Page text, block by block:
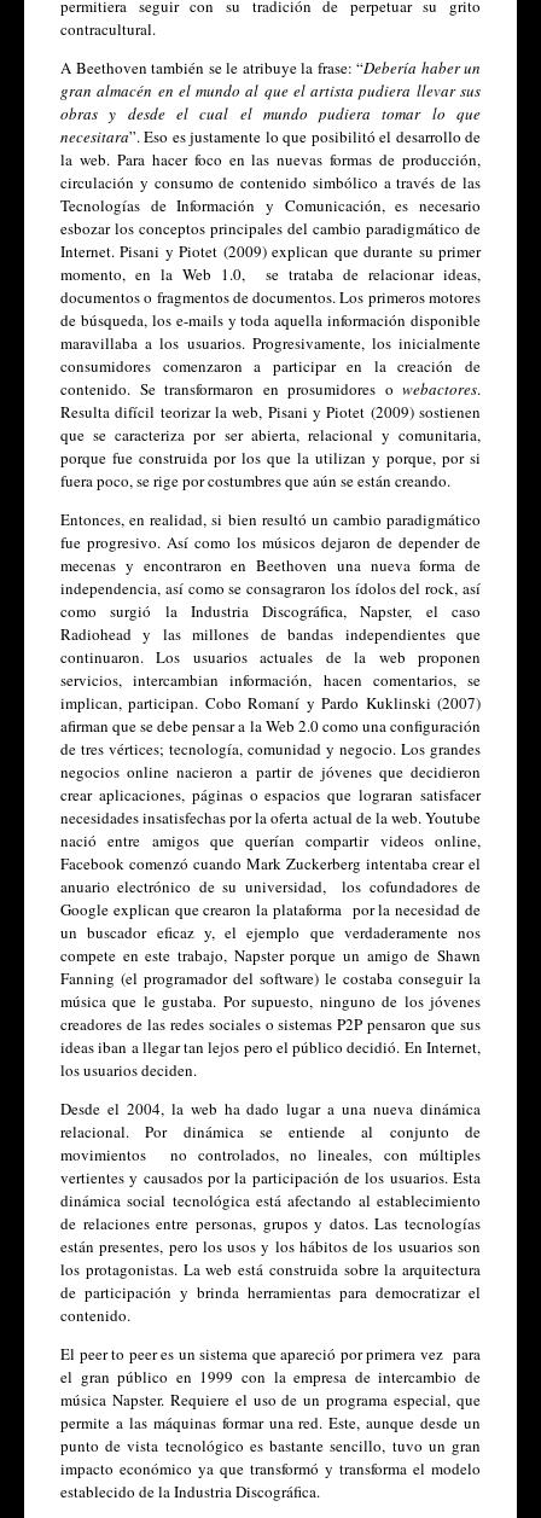
permitiera seguir con su tradición de perpetuar su grito
contracultural.
A Beethoven también se le atribuye la frase: “Debería haber un
gran almacén en el mundo al que el artista pudiera llevar sus
obras y desde el cual el mundo pudiera tomar lo que
necesitara”. Eso es justamente lo que posibilitó el desarrollo de
la web. Para hacer foco en las nuevas formas de producción,
circulación y consumo de contenido simbólico a través de las
Tecnologías de Información y Comunicación, es necesario
esbozar los conceptos principales del cambio paradigmático de
Internet. Pisani y Piotet (2009) explican que durante su primer
momento, en la Web 1.0,  se trataba de relacionar ideas,
documentos o fragmentos de documentos. Los primeros motores
de búsqueda, los e-mails y toda aquella información disponible
maravillaba a los usuarios. Progresivamente, los inicialmente
consumidores comenzaron a participar en la creación de
contenido. Se transformaron en prosumidores o webactores.
Resulta difícil teorizar la web, Pisani y Piotet (2009) sostienen
que se caracteriza por ser abierta, relacional y comunitaria,
porque fue construida por los que la utilizan y porque, por si
fuera poco, se rige por costumbres que aún se están creando.
Entonces, en realidad, si bien resultó un cambio paradigmático
fue progresivo. Así como los músicos dejaron de depender de
mecenas y encontraron en Beethoven una nueva forma de
independencia, así como se consagraron los ídolos del rock, así
como surgió la Industria Discográfica, Napster, el caso
Radiohead y las millones de bandas independientes que
continuaron. Los usuarios actuales de la web proponen
servicios, intercambian información, hacen comentarios, se
implican, participan. Cobo Romaní y Pardo Kuklinski (2007)
afirman que se debe pensar a la Web 2.0 como una configuración
de tres vértices; tecnología, comunidad y negocio. Los grandes
negocios online nacieron a partir de jóvenes que decidieron
crear aplicaciones, páginas o espacios que lograran satisfacer
necesidades insatisfechas por la oferta actual de la web. Youtube
nació entre amigos que querían compartir videos online,
Facebook comenzó cuando Mark Zuckerberg intentaba crear el
anuario electrónico de su universidad,  los cofundadores de
Google explican que crearon la plataforma  por la necesidad de
un buscador eficaz y, el ejemplo que verdaderamente nos
compete en este trabajo, Napster porque un amigo de Shawn
Fanning (el programador del software) le costaba conseguir la
música que le gustaba. Por supuesto, ninguno de los jóvenes
creadores de las redes sociales o sistemas P2P pensaron que sus
ideas iban a llegar tan lejos pero el público decidió. En Internet,
los usuarios deciden.
Desde el 2004, la web ha dado lugar a una nueva dinámica
relacional. Por dinámica se entiende al conjunto de
movimientos  no controlados, no lineales, con múltiples
vertientes y causados por la participación de los usuarios. Esta
dinámica social tecnológica está afectando al establecimiento
de relaciones entre personas, grupos y datos. Las tecnologías
están presentes, pero los usos y los hábitos de los usuarios son
los protagonistas. La web está construida sobre la arquitectura
de participación y brinda herramientas para democratizar el
contenido.
El peer to peer es un sistema que apareció por primera vez  para
el gran público en 1999 con la empresa de intercambio de
música Napster. Requiere el uso de un programa especial, que
permite a las máquinas formar una red. Este, aunque desde un
punto de vista tecnológico es bastante sencillo, tuvo un gran
impacto económico ya que transformó y transforma el modelo
establecido de la Industria Discográfica.